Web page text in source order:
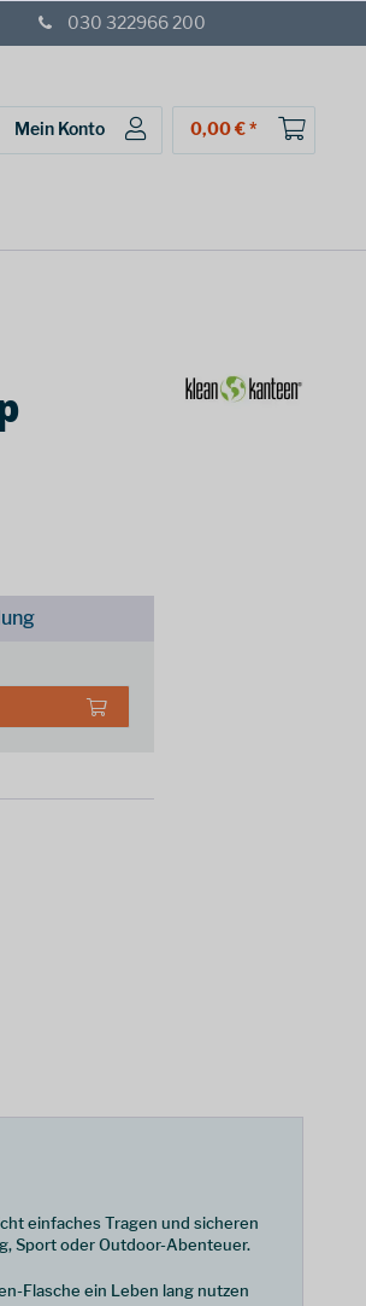
030 322966 200
Mein Konto 0,00 € *
einfaches Tragen und sicheren
Sport oder Outdoor-Abenteuer.
Flasche ein Leben lang nutzen